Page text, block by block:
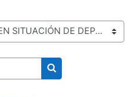
Buscar cursos